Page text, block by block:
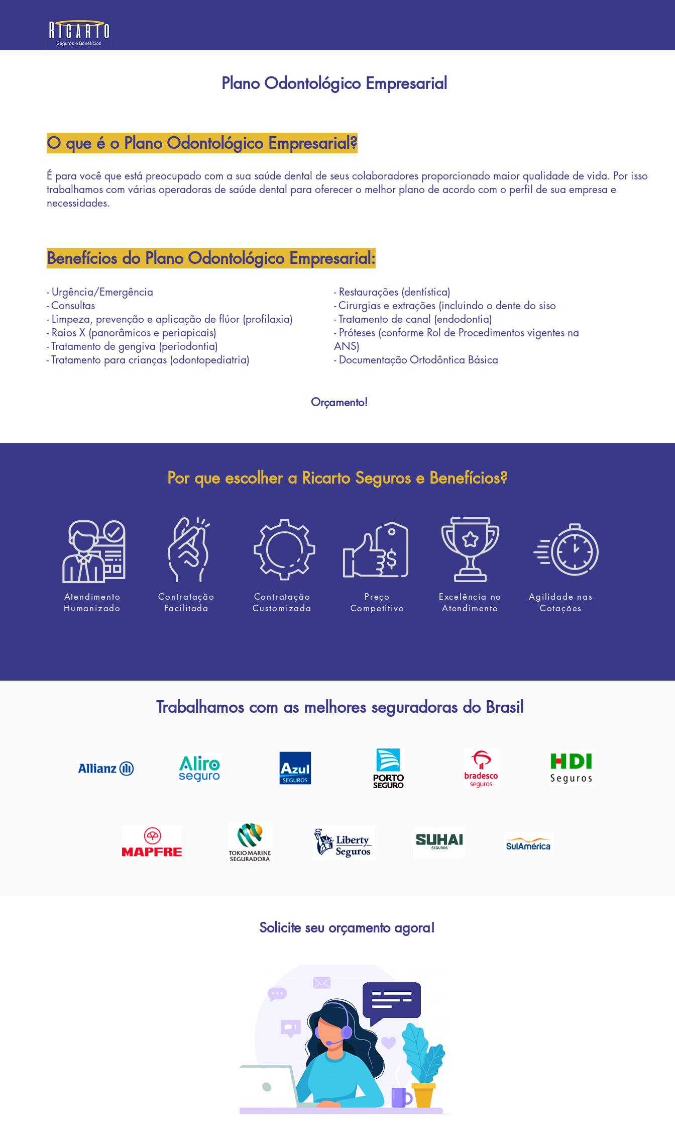
Plano Odontológico Empresarial
O que é o Plano Odontológico Empresarial?
É para você que está preocupado com a sua saúde dental de seus colaboradores proporcionado maior qualidade de vida. Por isso
trabalhamos com várias operadoras de saúde dental para oferecer o melhor plano de acordo com o perfil de sua empresa e
necessidades.
Benefícios do Plano Odontológico Empresarial:
- Urgência/Emergência
- Consultas
- Limpeza, prevenção e aplicação de flúor (profilaxia)
- Raios X (panorâmicos e periapicais)
- Tratamento de gengiva (periodontia)
- Tratamento para crianças (odontopediatria)
- Restaurações (dentística)
- Cirurgias e extrações (incluindo o dente do siso
- Tratamento de canal (endodontia)
- Próteses (conforme Rol de Procedimentos vigentes na
ANS)
- Documentação Ortodôntica Básica
Orçamento!
Por que escolher a Ricarto Seguros e Benefícios?
Atendimento
Humanizado
Contratação
Facilitada
Contratação
Customizada
Preço
Competitivo
Excelência no
Atendimento
Agilidade nas
Cotações
Trabalhamos com as melhores seguradoras do Brasil
Solicite seu orçamento agora!